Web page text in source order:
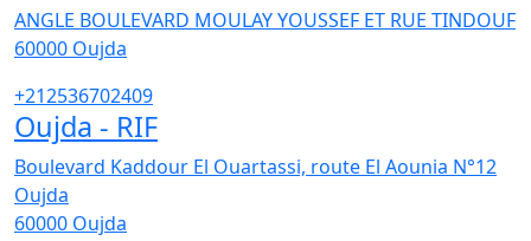
ANGLE BOULEVARD MOULAY YOUSSEF ET RUE TINDOUF
60000 Oujda
+212536702409
Oujda - RIF
Boulevard Kaddour El Ouartassi, route El Aounia N°12
Oujda
60000 Oujda